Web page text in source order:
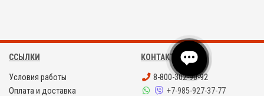
ССЫЛКИ
Условия работы
Оплата и доставка
КОНТАКТЫ
8-800-302-90-92
+7-985-927-37-77